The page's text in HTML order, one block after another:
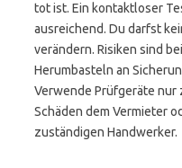
tot ist. Ein kontaktloser
ausreichend. Du darfst
verändern. Risiken sind
Herumbasteln an
Verwende Prüfgeräte
Schäden dem Vermieter
zuständigen Handwerker.